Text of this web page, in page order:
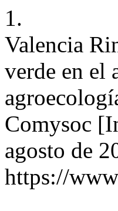
1.
Valencia
verde en el
Comysoc
agosto de
https://